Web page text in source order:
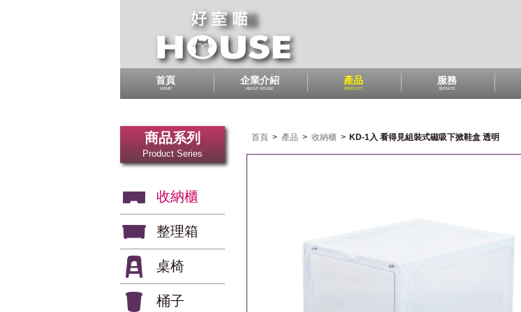
首頁
HOME
企業介紹
ABOUT HOUSE
產品
PRODUCT
服務
SERVICE
商品系列
Product Series
收納櫃
整理箱
桌椅
桶子
首頁 > 產品 > 收納櫃 > KD-1入 看得見組裝式磁吸下掀鞋盒 透明